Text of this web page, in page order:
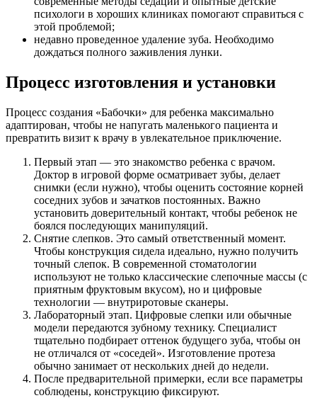
психологи в хороших клиниках помогают справиться с
этой проблемой;
недавно проведенное удаление зуба. Необходимо
дождаться полного заживления лунки.
Процесс изготовления и установки
Процесс создания «Бабочки» для ребенка максимально
адаптирован, чтобы не напугать маленького пациента и
превратить визит к врачу в увлекательное приключение.
Первый этап — это знакомство ребенка с врачом.
Доктор в игровой форме осматривает зубы, делает
снимки (если нужно), чтобы оценить состояние корней
соседних зубов и зачатков постоянных. Важно
установить доверительный контакт, чтобы ребенок не
боялся последующих манипуляций.
Снятие слепков. Это самый ответственный момент.
Чтобы конструкция сидела идеально, нужно получить
точный слепок. В современной стоматологии
используют не только классические слепочные массы (с
приятным фруктовым вкусом), но и цифровые
технологии — внутриротовые сканеры.
Лабораторный этап. Цифровые слепки или обычные
модели передаются зубному технику. Специалист
тщательно подбирает оттенок будущего зуба, чтобы он
не отличался от «соседей». Изготовление протеза
обычно занимает от нескольких дней до недели.
После предварительной примерки, если все параметры
соблюдены, конструкцию фиксируют.